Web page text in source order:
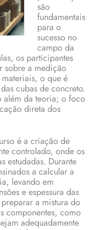
são
fundamentais
para o
sucesso no
campo da
os participantes
sobre a medição
o que é
cubas de concreto.
além da teoria; o foco
direta dos
é a criação de
controlado, onde os
estudadas. Durante
a calcular a
levando em
e espessura das
a mistura do
componentes, como
adequadamente